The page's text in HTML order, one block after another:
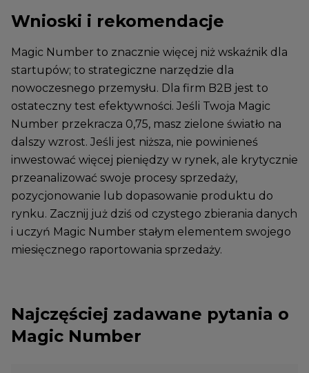
Wnioski i rekomendacje
Magic Number to znacznie więcej niż wskaźnik dla
startupów; to strategiczne narzędzie dla
nowoczesnego przemysłu. Dla firm B2B jest to
ostateczny test efektywności. Jeśli Twoja Magic
Number przekracza 0,75, masz zielone światło na
dalszy wzrost. Jeśli jest niższa, nie powinieneś
inwestować więcej pieniędzy w rynek, ale krytycznie
przeanalizować swoje procesy sprzedaży,
pozycjonowanie lub dopasowanie produktu do
rynku. Zacznij już dziś od czystego zbierania danych
i uczyń Magic Number stałym elementem swojego
miesięcznego raportowania sprzedaży.
Najczęściej zadawane pytania o
Magic Number